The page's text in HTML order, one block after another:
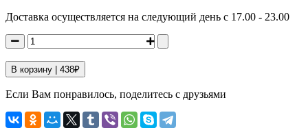
Доставка осуществляется на следующий день с 17.00 - 23.00
В корзину | 438₽
Если Вам понравилось, поделитесь с друзьями